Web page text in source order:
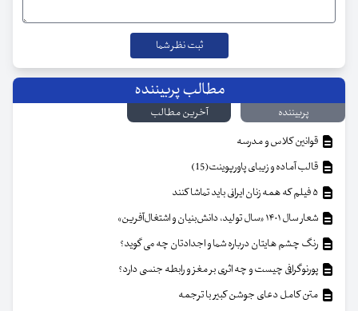
مطالب پربیننده
پربیننده
آخرین مطالب
قوانین کلاس و مدرسه
قالب آماده و زیبای پاورپوینت(15)
شعار سال ۱۴۰۱ «سال تولید، دانش‌بنیان و اشتغال‌آفرین»
رنگ چشم هایتان درباره شما و اجدادتان چه می گوید؟
پورنوگرافی چیست و چه اثری بر مغز و رابطه جنسی دارد؟
متن کامل دعای جوشن کبیر با ترجمه